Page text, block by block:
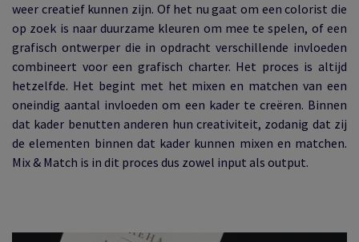
weer creatief kunnen zijn. Of het nu gaat om een colorist die
op zoek is naar duurzame kleuren om mee te spelen, of een
grafisch ontwerper die in opdracht verschillende invloeden
combineert voor een grafisch charter. Het proces is altijd
hetzelfde. Het begint met het mixen en matchen van een
oneindig aantal invloeden om een kader te creëren. Binnen
dat kader benutten anderen hun creativiteit, zodanig dat zij
de elementen binnen dat kader kunnen mixen en matchen.
Mix & Match is in dit proces dus zowel input als output.